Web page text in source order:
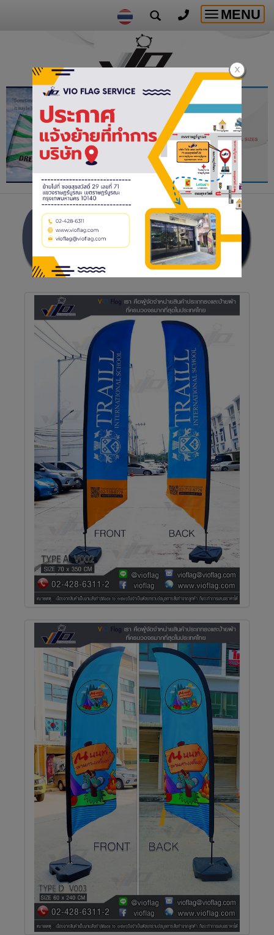
Toggle
MENU
ผ้าแบล็คลิทด้าน / BLACKLIT
(MATT) FABRIC